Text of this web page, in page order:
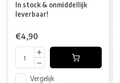
In stock & onmiddellijk
leverbaar!
€4,90
Vergelijk